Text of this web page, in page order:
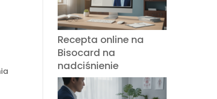
Recepta online na
Bisocard na
nadciśnienie